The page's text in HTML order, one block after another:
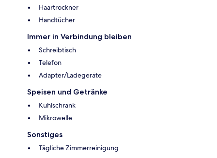
Haartrockner
Handtücher
Immer in Verbindung bleiben
Schreibtisch
Telefon
Adapter/Ladegeräte
Speisen und Getränke
Kühlschrank
Mikrowelle
Sonstiges
Tägliche Zimmerreinigung